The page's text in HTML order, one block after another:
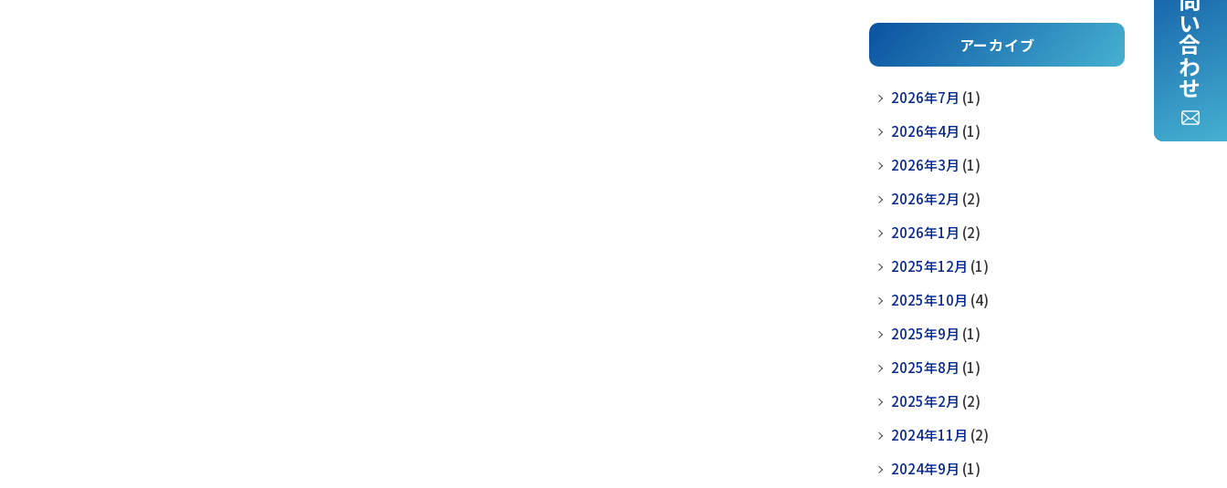
お問い合わせ
アーカイブ
2026年7月 (1)
2026年4月 (1)
2026年3月 (1)
2026年2月 (2)
2026年1月 (2)
2025年12月 (1)
2025年10月 (4)
2025年9月 (1)
2025年8月 (1)
2025年2月 (2)
2024年11月 (2)
2024年9月 (1)